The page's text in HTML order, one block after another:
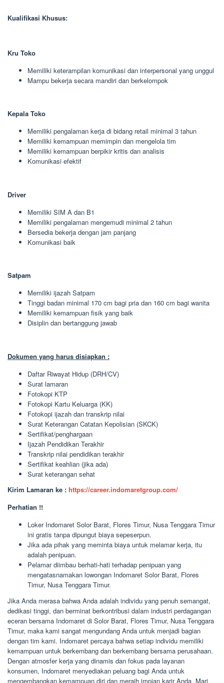
Kualifikasi Khusus:
Kru Toko
Memiliki keterampilan komunikasi dan interpersonal yang unggul
Mampu bekerja secara mandiri dan berkelompok
Kepala Toko
Memiliki pengalaman kerja di bidang retail minimal 3 tahun
Memiliki kemampuan memimpin dan mengelola tim
Memiliki kemampuan berpikir kritis dan analisis
Komunikasi efektif
Driver
Memiliki SIM A dan B1
Memiliki pengalaman mengemudi minimal 2 tahun
Bersedia bekerja dengan jam panjang
Komunikasi baik
Satpam
Memiliki ijazah Satpam
Tinggi badan minimal 170 cm bagi pria dan 160 cm bagi wanita
Memiliki kemampuan fisik yang baik
Disiplin dan bertanggung jawab
Dokumen yang harus disiapkan :
Daftar Riwayat Hidup (DRH/CV)
Surat lamaran
Fotokopi KTP
Fotokopi Kartu Keluarga (KK)
Fotokopi ijazah dan transkrip nilai
Surat Keterangan Catatan Kepolisian (SKCK)
Sertifikat/penghargaan
Ijazah Pendidikan Terakhir
Transkrip nilai pendidikan terakhir
Sertifikat keahlian (jika ada)
Surat keterangan sehat
Kirim Lamaran ke : https://career.indomaretgroup.com/
Perhatian !!
Loker Indomaret Solor Barat, Flores Timur, Nusa Tenggara Timur
ini gratis tanpa dipungut biaya sepeserpun.
Jika ada pihak yang meminta biaya untuk melamar kerja, itu
adalah penipuan.
Pelamar diimbau berhati-hati terhadap penipuan yang
mengatasnamakan lowongan Indomaret Solor Barat, Flores
Timur, Nusa Tenggara Timur.
Jika Anda merasa bahwa Anda adalah individu yang penuh semangat,
dedikasi tinggi, dan berminat berkontribusi dalam industri perdagangan
eceran bersama Indomaret di Solor Barat, Flores Timur, Nusa Tenggara
Timur, maka kami sangat mengundang Anda untuk menjadi bagian
dengan tim kami. Indomaret percaya bahwa setiap individu memiliki
kemampuan untuk berkembang dan berkembang bersama perusahaan.
Dengan atmosfer kerja yang dinamis dan fokus pada layanan
konsumen, Indomaret menyediakan peluang bagi Anda untuk
mengembangkan kemampuan diri dan meraih impian karir Anda. Mari,